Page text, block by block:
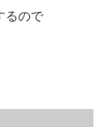
るので